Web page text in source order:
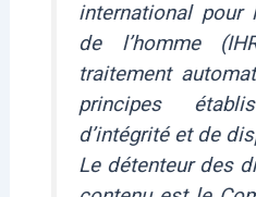
international
de l’homme
traitement
principes
d’intégrité et de
Le détenteur des